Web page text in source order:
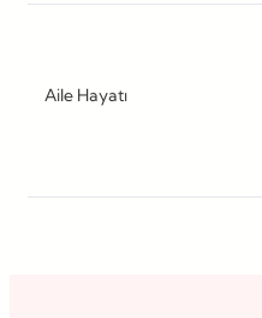
Aile Hayatı